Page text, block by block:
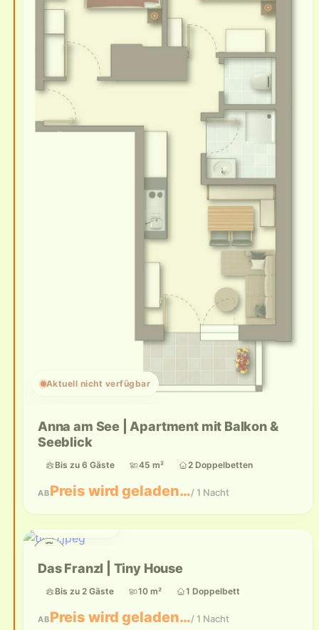
Aktuell nicht verfügbar
Anna am See | Apartment mit Balkon &
Seeblick
Bis zu 6 Gäste 45 m² 2 Doppelbetten
ABPreis wird geladen…/ 1 Nacht
Das Franzl | Tiny House
Bis zu 2 Gäste 10 m² 1 Doppelbett
ABPreis wird geladen…/ 1 Nacht